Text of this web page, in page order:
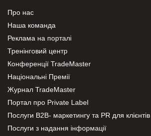
Про нас
Наша команда
Реклама на порталі
Тренінговий центр
Конференції TradeMaster
Національні Премії
Журнал TradeMaster
Портал про Private Label
Послуги В2В- маркетингу та PR для клієнтів
Послуги з надання інформації